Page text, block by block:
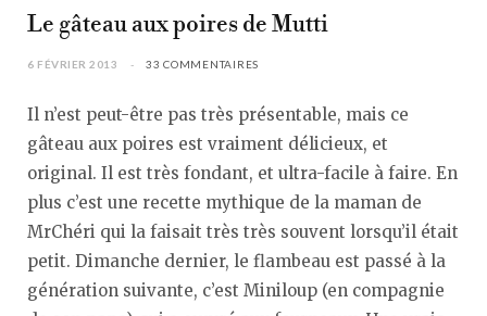
Le gâteau aux poires de Mutti
6 FÉVRIER 2013 33 COMMENTAIRES
Il n’est peut-être pas très présentable, mais ce
gâteau aux poires est vraiment délicieux, et
original. Il est très fondant, et ultra-facile à faire. En
plus c’est une recette mythique de la maman de
MrChéri qui la faisait très très souvent lorsqu’il était
petit. Dimanche dernier, le flambeau est passé à la
génération suivante, c’est Miniloup (en compagnie